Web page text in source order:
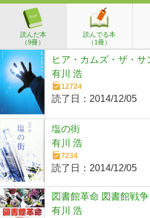
読んだ本
（9冊）
読んでる本
（1冊）
ヒア・カムズ・ザ・サ
有川 浩
12724
読了日： 2014/12/05
塩の街
有川 浩
7234
読了日： 2014/12/05
図書館革命 図書館戦
有川 浩